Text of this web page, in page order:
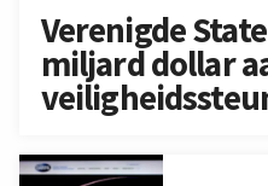
Verenigde
miljard dollar